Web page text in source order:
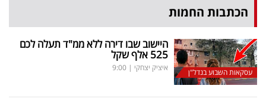
הכתבות החמות
עסקאות השבוע בנדל"ן
היישוב שבו דירה ללא ממ"ד תעלה לכם
525 אלף שקל
איציק יצחקי |
9:00